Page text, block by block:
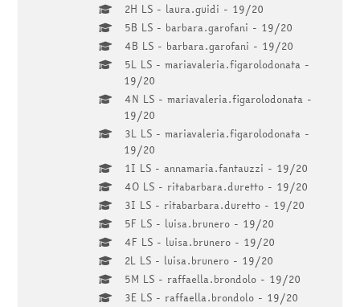
2H LS - laura.guidi - 19/20
5B LS - barbara.garofani - 19/20
4B LS - barbara.garofani - 19/20
5L LS - mariavaleria.figarolodonata -
19/20
4N LS - mariavaleria.figarolodonata -
19/20
3L LS - mariavaleria.figarolodonata -
19/20
1I LS - annamaria.fantauzzi - 19/20
4O LS - ritabarbara.duretto - 19/20
3I LS - ritabarbara.duretto - 19/20
5F LS - luisa.brunero - 19/20
4F LS - luisa.brunero - 19/20
2L LS - luisa.brunero - 19/20
5M LS - raffaella.brondolo - 19/20
3E LS - raffaella.brondolo - 19/20